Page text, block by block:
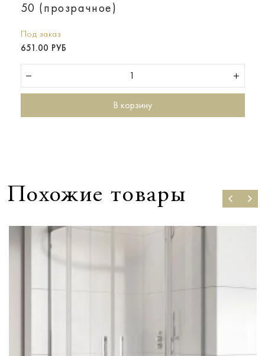
50 (прозрачное)
Под заказ
651.00 РУБ
В корзину
Похожие товары